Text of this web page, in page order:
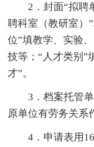
2．封面“拟聘单
聘科室（教研室）
位”填教学、实验
技等；“人才类别”
才”。
3．档案托管单
原单位有劳务关系
4．申请表用